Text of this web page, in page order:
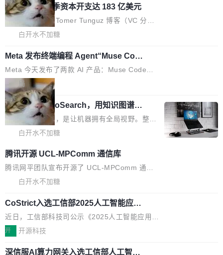
库继续执行。存储库是持久化的唯一真相...
样的次旗舰。 Galaxy Z Fold8 Ultra / Z Fold8 /
Z Flip8三款折叠屏新机均在7月22日发布，且全
部搭载骁龙8 Elite Gen5 for Galaxy，它们本该
ltaDB 的核心思路直接写在 landing page 最显
眼的位置：「Software is made between com
mits」——软件是在 commit 之间写出来的。git
——打字、删改、试错、agent 对话——都在 co
mmit 之间的空隙里丢失了。 DeltaDB 要做的就
是把这段空隙补上。 回退到任何一次编辑：Delt
aDB 捕获 commit 之间的每一次操作，...
SpaceXAI 单季资本开支达 183 亿美元
根据风险投资人Tomer Tunguz 博客（VC 分
析）披露的最新分析与第二季度业绩报告，Spac
元。其中，绝大部分资金被直接用于 AI 领域，
金额高达158.3亿美元，这一单项投入已经逼近
微软同期总资本开支的四成。 与亚马逊、Alpha
bet、微软以及 Meta 等传统科技巨头相比，Spa
ceXAI的资金消耗速度尤为引人瞩目。然而，支
撑庞大支出的资金来源却呈现出截然不同的面
貌。数据显示，微软和 Meta 主要依托充沛的经
别达到155% 和106%;而SpaceXAI的经营现金
流仅能覆盖资本开支的12...
白开水不加糖
Meta 发布终端编程 Agent“Muse Cod
e” 和 Muse Spark 1.2 模型
Meta 今天发布了两款 AI 产品：Muse Code，
一个在终端里运行的编程 agent；Muse Spark
1.2，驱动这个 agent 的新模型。一句话概括：
你可以用 curl -fsSL https://dev.meta.ai/install.
sh | bash 安装一个能在大项目里自动规划、写
代码、验证结果的 AI 终端工具。 据介绍，Muse
已有的终端编程 agent 在设计理念上有几个明显
的差异点。 异步后台 agent：Muse Code 有一
个主 agent 循环，外加一组后台 agent。这些后
局
美团开源 LoHoSearch，用知识图谱校
准 AI 能力认知
机器出题的前提，是让机器拥有全局视野。整个
构建流程可以分为四个环节：建图 → 控制难度
白开水不加糖
腾讯开源 UCL-MPComm 通信库
腾讯网平团队宣布开源了 UCL-MPComm 通信
库，并将作为transport接入Mooncake TENT。
求进行了深度优化，能够实现数据中心内大规模
计算节点间多种内存类型的高性能通信。 UCL-
MPComm将作为一种传输引擎接入Mooncake T
传输性能最高提升5倍。UCL-MPComm底层基
白开水不加糖
CoStrict入选工信部2025人工智能应用
典型案例
近日，工信部科技司公示《2025人工智能应用典
型案例入选名单》，深信服“面向企业研发场景的
创新与落地成效成功入选。 全链路私有化部署，
开 开源科技
深信服AI算力网关入选工信部人工智能